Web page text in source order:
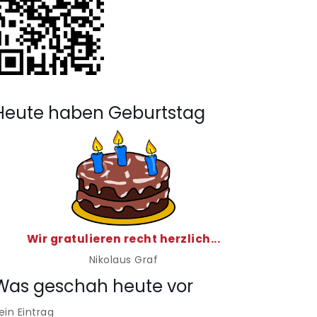
haben Geburtstag
Wir gratulieren recht herzlich...
Nikolaus Graf
geschah heute vor
Eintrag